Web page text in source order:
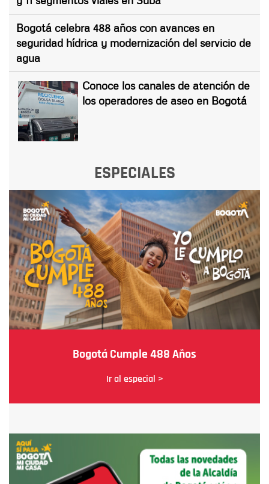
Bogotá celebra 488 años con avances en
seguridad hídrica y modernización del servicio de
agua
Conoce los canales de atención de
los operadores de aseo en Bogotá
ESPECIALES
Bogotá Cumple 488 Años
Ir al especial >